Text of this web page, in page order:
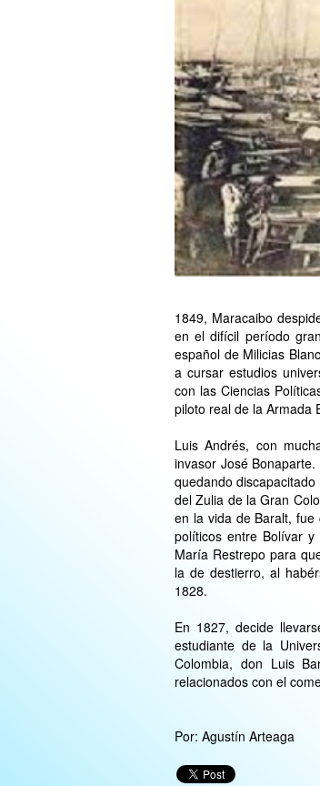
1849, Maracaibo
en el difícil período
español de Milicias
a cursar estudios
con las Ciencias
piloto real de la Armada
Luis Andrés, con
invasor José
quedando
del Zulia de la Gran
en la vida de Baralt,
políticos entre Bolívar
María Restrepo para
la de destierro, al
1828.
En 1827, decide
estudiante de la
Colombia, don Luis
relacionados con el
Por: Agustín Arteaga